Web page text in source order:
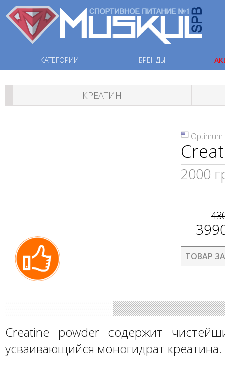
КАТЕГОРИИ БРЕНДЫ
КРЕАТИН
2000
ТОВАР
Creatine powder содержит
усваивающийся моногидрат креатина.